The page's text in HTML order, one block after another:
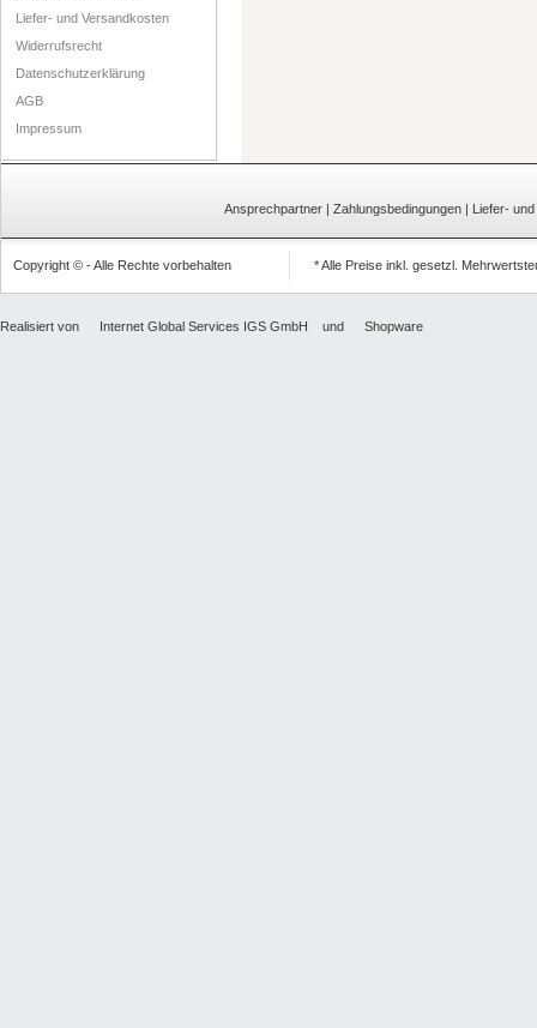
Liefer- und Versandkosten
Widerrufsrecht
Datenschutzerklärung
AGB
Impressum
Ansprechpartner | Zahlungsbedingungen | Liefer-
Copyright © - Alle Rechte vorbehalten * Alle Preise inkl. gesetzl.
Realisiert von Internet Global Services IGS GmbH und Shopware